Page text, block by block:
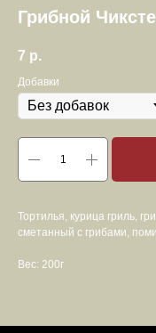
Грибной
7 р.
Добавки
Тортилья, курица гриль,
сметанный с грибами,
Вес: 200г